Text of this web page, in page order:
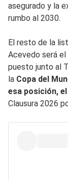
asegurado y la
rumbo al 2030.
El resto de la
Acevedo será
puesto junto al
la Copa del
esa posición,
Clausura 2026